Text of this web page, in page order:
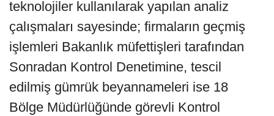
teknolojiler kullanılarak yapılan analiz
çalışmaları sayesinde; firmaların geçmiş
işlemleri Bakanlık müfettişleri tarafından
Sonradan Kontrol Denetimine, tescil
edilmiş gümrük beyannameleri ise 18
Bölge Müdürlüğünde görevli Kontrol